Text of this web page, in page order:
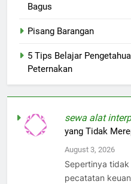
Bagus
Pisang Barangan
5 Tips Belajar
Peternakan
sewa alat
yang Tidak
August 3, 2026
Sepertinya
pecatatan